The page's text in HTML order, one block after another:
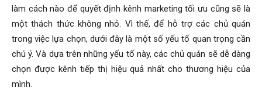
làm cách nào để quyết định kênh marketing tối ưu cũng sẽ là
một thách thức không nhỏ. Vì thế, để hỗ trợ các chủ quán
trong việc lựa chọn, dưới đây là một số yếu tố quan trọng cần
chú ý. Và dựa trên những yếu tố này, các chủ quán sẽ dễ dàng
chọn được kênh tiếp thị hiệu quả nhất cho thương hiệu của
mình.